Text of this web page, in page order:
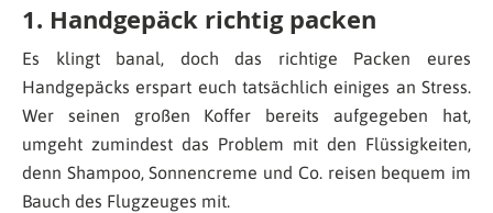
1. Handgepäck richtig packen
Es klingt banal, doch das richtige Packen eures
Handgepäcks erspart euch tatsächlich einiges an Stress.
Wer seinen großen Koffer bereits aufgegeben hat,
umgeht zumindest das Problem mit den Flüssigkeiten,
denn Shampoo, Sonnencreme und Co. reisen bequem im
Bauch des Flugzeuges mit.